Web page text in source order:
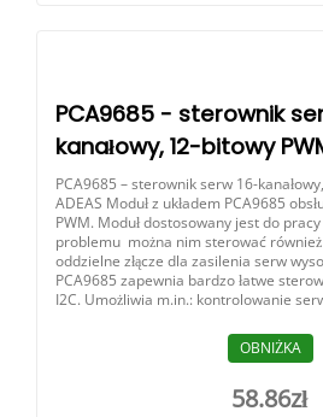
PCA9685 - sterownik
kanałowy, 12-bitowy
PCA9685 – sterownik serw 16-
ADEAS Moduł z układem PCA9685
PWM. Moduł dostosowany jest do
problemu można nim sterować
oddzielne złącze dla zasilenia serw
PCA9685 zapewnia bardzo łatwe
I2C. Umożliwia m.in.: kontrolowanie
OBNIŻKA
58.86zł